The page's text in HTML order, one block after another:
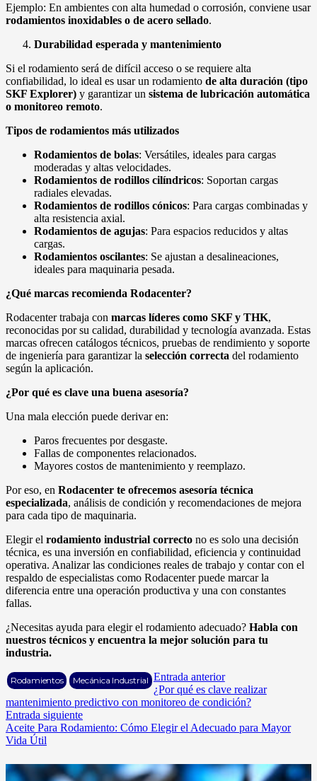
Ejemplo: En ambientes con alta humedad o corrosión, conviene usar
rodamientos inoxidables o de acero sellado.
Durabilidad esperada y mantenimiento
Si el rodamiento será de difícil acceso o se requiere alta
confiabilidad, lo ideal es usar un rodamiento de alta duración (tipo
SKF Explorer) y garantizar un sistema de lubricación automática
o monitoreo remoto.
Tipos de rodamientos más utilizados
Rodamientos de bolas: Versátiles, ideales para cargas
moderadas y altas velocidades.
Rodamientos de rodillos cilíndricos: Soportan cargas
radiales elevadas.
Rodamientos de rodillos cónicos: Para cargas combinadas y
alta resistencia axial.
Rodamientos de agujas: Para espacios reducidos y altas
cargas.
Rodamientos oscilantes: Se ajustan a desalineaciones,
ideales para maquinaria pesada.
¿Qué marcas recomienda Rodacenter?
Rodacenter trabaja con marcas líderes como SKF y THK,
reconocidas por su calidad, durabilidad y tecnología avanzada. Estas
marcas ofrecen catálogos técnicos, pruebas de rendimiento y soporte
de ingeniería para garantizar la selección correcta del rodamiento
según la aplicación.
¿Por qué es clave una buena asesoría?
Una mala elección puede derivar en:
Paros frecuentes por desgaste.
Fallas de componentes relacionados.
Mayores costos de mantenimiento y reemplazo.
Por eso, en Rodacenter te ofrecemos asesoría técnica
especializada, análisis de condición y recomendaciones de mejora
para cada tipo de maquinaria.
Elegir el rodamiento industrial correcto no es solo una decisión
técnica, es una inversión en confiabilidad, eficiencia y continuidad
operativa. Analizar las condiciones reales de trabajo y contar con el
respaldo de especialistas como Rodacenter puede marcar la
diferencia entre una operación productiva y una con constantes
fallas.
¿Necesitas ayuda para elegir el rodamiento adecuado? Habla con
nuestros técnicos y encuentra la mejor solución para tu
industria.
Rodamientos Mecánica Industrial Entrada anterior
¿Por qué es clave realizar
mantenimiento predictivo con monitoreo de condición?
Entrada siguiente
Aceite Para Rodamiento: Cómo Elegir el Adecuado para Mayor
Vida Útil